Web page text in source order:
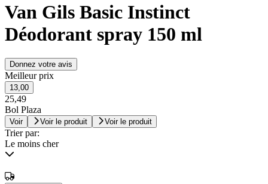
Van Gils Basic Instinct
Déodorant spray 150 ml
Donnez votre avis
Meilleur prix
13,00
25,49
Bol Plaza
Voir Voir le produit Voir le produit
Trier par:
Le moins cher